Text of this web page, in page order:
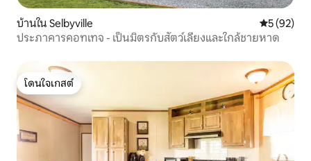
บ้านใน Selbyville คะแนนเฉลี่
5 (92)
ประภาคารคอทเทจ - เป็นมิตรกับสัตว์เลี้ยงและใกล้ชายหาด
โดนใจเกสต์
โดนใจเกสต์